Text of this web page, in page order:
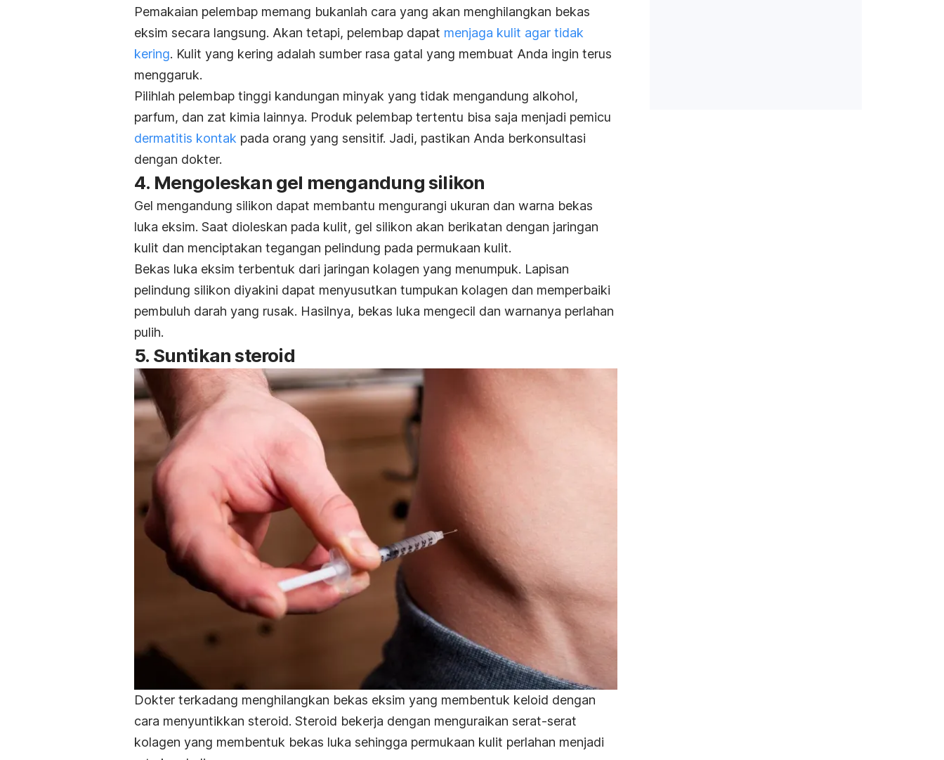
Pemakaian pelembap memang bukanlah cara yang akan menghilangkan bekas
eksim secara langsung. Akan tetapi, pelembap dapat menjaga kulit agar tidak
kering. Kulit yang kering adalah sumber rasa gatal yang membuat Anda ingin terus
menggaruk.
Pilihlah pelembap tinggi kandungan minyak yang tidak mengandung alkohol,
parfum, dan zat kimia lainnya. Produk pelembap tertentu bisa saja menjadi pemicu
dermatitis kontak pada orang yang sensitif. Jadi, pastikan Anda berkonsultasi
dengan dokter.
4. Mengoleskan gel mengandung silikon
Gel mengandung silikon dapat membantu mengurangi ukuran dan warna bekas
luka eksim. Saat dioleskan pada kulit, gel silikon akan berikatan dengan jaringan
kulit dan menciptakan tegangan pelindung pada permukaan kulit.
Bekas luka eksim terbentuk dari jaringan kolagen yang menumpuk. Lapisan
pelindung silikon diyakini dapat menyusutkan tumpukan kolagen dan memperbaiki
pembuluh darah yang rusak. Hasilnya, bekas luka mengecil dan warnanya perlahan
pulih.
5. Suntikan steroid
Dokter terkadang menghilangkan bekas eksim yang membentuk keloid dengan
cara menyuntikkan steroid. Steroid bekerja dengan menguraikan serat-serat
kolagen yang membentuk bekas luka sehingga permukaan kulit perlahan menjadi